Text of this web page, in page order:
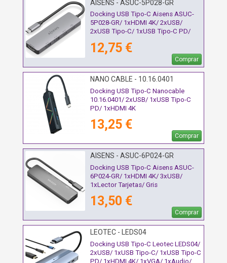
AISENS - ASUC-5P028-GR
Docking USB Tipo-C Aisens ASUC-
5P028-GR/ 1xHDMI 4K/ 2xUSB/
2xUSB Tipo-C/ 1xUSB Tipo-C PD/
12,75 €
Comprar
NANO CABLE - 10.16.0401
Docking USB Tipo-C Nanocable
10.16.0401/ 2xUSB/ 1xUSB Tipo-C
PD/ 1xHDMI 4K
13,25 €
Comprar
AISENS - ASUC-6P024-GR
Docking USB Tipo-C Aisens ASUC-
6P024-GR/ 1xHDMI 4K/ 3xUSB/
1xLector Tarjetas/ Gris
13,50 €
Comprar
LEOTEC - LEDS04
Docking USB Tipo-C Leotec LEDS04/
2xUSB/ 1xUSB Tipo-C/ 1xUSB Tipo-C
PD/ 1xHDMI 4K/ 1xVGA/ 1xAudio/